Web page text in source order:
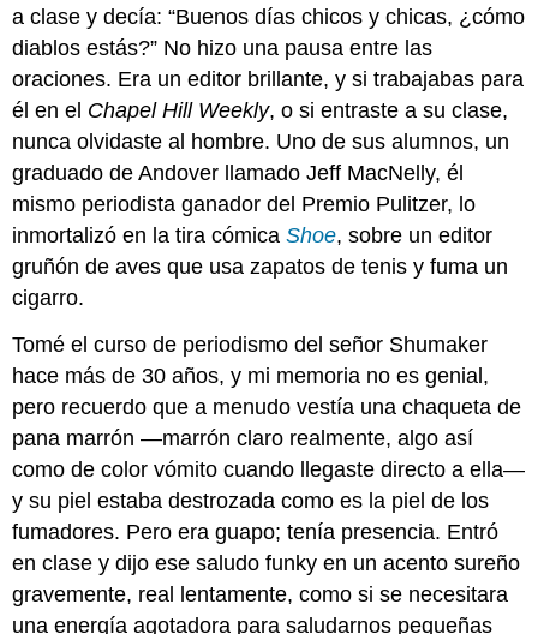
a clase y decía: “Buenos días chicos y chicas, ¿cómo
diablos estás?” No hizo una pausa entre las
oraciones. Era un editor brillante, y si trabajabas para
él en el Chapel Hill Weekly, o si entraste a su clase,
nunca olvidaste al hombre. Uno de sus alumnos, un
graduado de Andover llamado Jeff MacNelly, él
mismo periodista ganador del Premio Pulitzer, lo
inmortalizó en la tira cómicaShoe, sobre un editor
gruñón de aves que usa zapatos de tenis y fuma un
cigarro.
Tomé el curso de periodismo del señor Shumaker
hace más de 30 años, y mi memoria no es genial,
pero recuerdo que a menudo vestía una chaqueta de
pana marrón —marrón claro realmente, algo así
como de color vómito cuando llegaste directo a ella—
y su piel estaba destrozada como es la piel de los
fumadores. Pero era guapo; tenía presencia. Entró
en clase y dijo ese saludo funky en un acento sureño
gravemente, real lentamente, como si se necesitara
una energía agotadora para saludarnos pequeñas